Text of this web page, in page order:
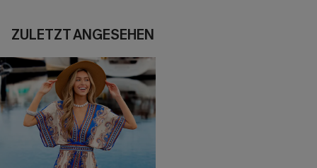
ZULETZT ANGESEHEN